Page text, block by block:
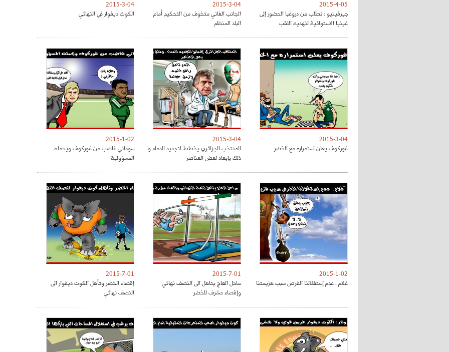
2015-4-05
جيرفينيو : نطلب من دروغبا الحضور إلى
غينيا الاستوائية لنهديه اللقب
2015-3-04
الجانب الغاني متخوف من التحكيم أمام
البلد المنظم
2015-3-04
الكوت ديفوار في النهائي
2015-3-04
غوركوف يعلن استمراره مع الخضر
2015-3-04
المنتخب الجزائري يخطط لتجديد الدماء و
ذلك بإبعاد لعض العناصر
2015-1-02
سوداني غاضب من غوركوف ويحمله
المسؤولية
2015-1-02
غلام : عدم إستغلالنا الفرص سبب هزيمتنا
2015-7-01
ساحل العاج يتاهل الى النصف نهائي
وإقصاء مشرف للخضر
2015-7-01
إقصاء الخضر وتأهل الكوت ديفوار الى
النصف نهائي